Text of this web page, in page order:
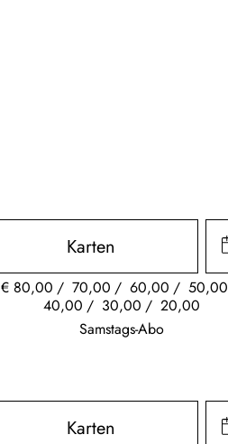
Karten
€ 80,00 70,00 60,00
50,00
40,00
30,00
20,00
Samstags-Abo
Karten